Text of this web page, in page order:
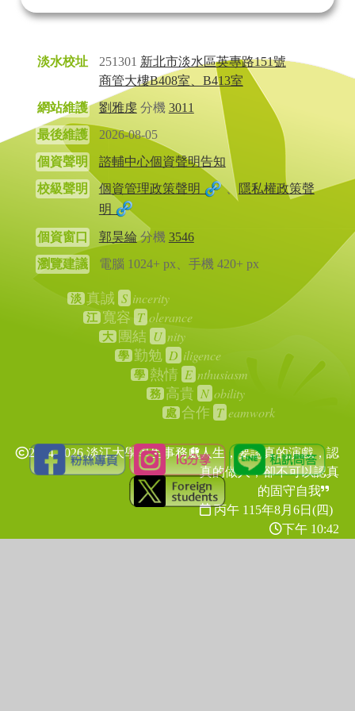
淡水校址 251301 新北市淡水區英專路151號
商管大樓B408室、B413室
網站維護
劉雅虔分機 3011
最後維護
2026-08-05
個資聲明
諮輔中心個資聲明告知
校級聲明
個資管理政策聲明 、 隱私權政策聲
明
個資窗口 郭昊綸 分機 3546
瀏覽建議
電腦 1024+ px、手機 420+ px
淡 真誠 S incerity
江 寬容 T olerance
大 團結 U nity
學 勤勉 D iligence
學 熱情 E nthusiasm
務 高貴 N obility
處 合作 T eamwork
2024-2026 淡江大學學生事務處人生，要認真的演戲，認
真的做人，卻不可以認真
的固守自我
丙午 115年8月6日(四)
下午 10:42